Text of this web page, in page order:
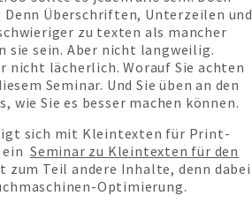
Überschriften, Unterzeilen und
zu texten als mancher
sein. Aber nicht langweilig.
nicht lächerlich. Worauf Sie achten
Seminar. Und Sie üben an den
wie Sie es besser machen können.
sich mit Kleintexten für Print-
einSeminar zu Kleintexten für den
zum Teil andere Inhalte, denn dabei
Optimierung.